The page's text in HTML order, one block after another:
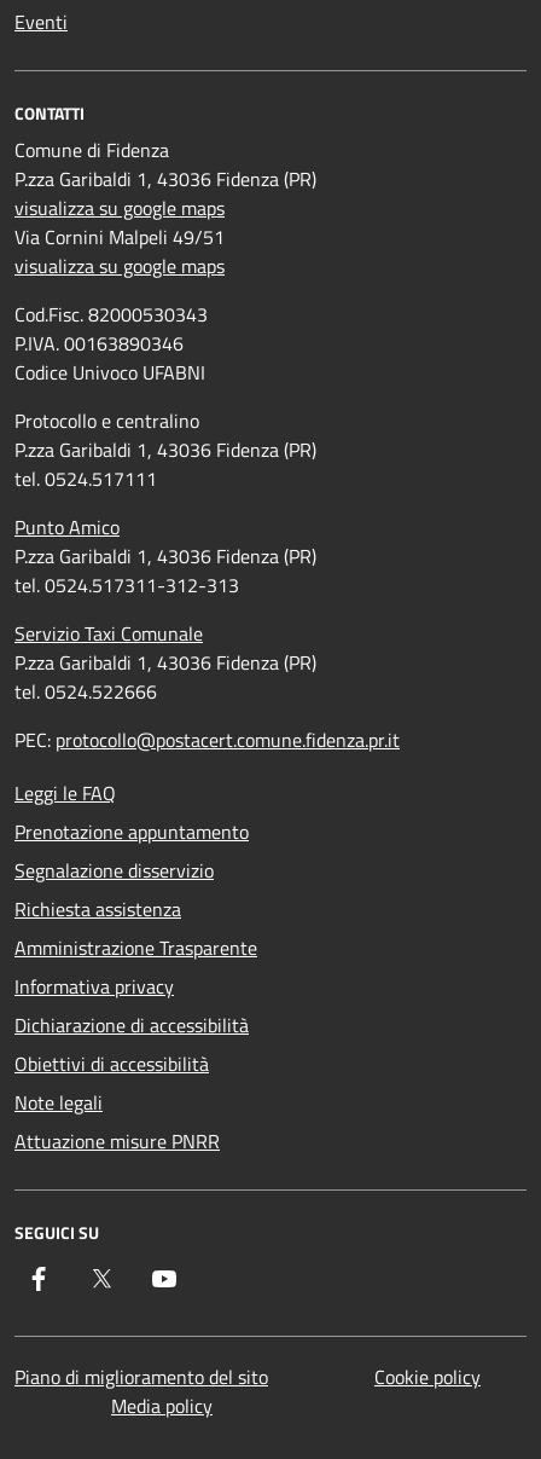
Eventi
CONTATTI
Comune di Fidenza
P.zza Garibaldi 1, 43036 Fidenza (PR)
visualizza su google maps
Via Cornini Malpeli 49/51
visualizza su google maps
Cod.Fisc. 82000530343
P.IVA. 00163890346
Codice Univoco UFABNI
Protocollo e centralino
P.zza Garibaldi 1, 43036 Fidenza (PR)
tel. 0524.517111
Punto Amico
P.zza Garibaldi 1, 43036 Fidenza (PR)
tel. 0524.517311-312-313
Servizio Taxi Comunale
P.zza Garibaldi 1, 43036 Fidenza (PR)
tel. 0524.522666
PEC: protocollo@postacert.comune.fidenza.pr.it
Leggi le FAQ
Prenotazione appuntamento
Segnalazione disservizio
Richiesta assistenza
Amministrazione Trasparente
Informativa privacy
Dichiarazione di accessibilità
Obiettivi di accessibilità
Note legali
Attuazione misure PNRR
SEGUICI SU
Facebook Twitter
Piano di miglioramento del sito
Cookie policy
Media policy